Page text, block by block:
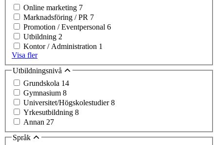
Online marketing 7
Marknadsföring / PR 7
Promotion / Eventpersonal 6
Utbildning 2
Kontor / Administration 1
Visa fler
Utbildningsnivå
Grundskola 14
Gymnasium 8
Universitet/Högskolestudier8
Yrkesutbildning 8
Annan 27
Språk